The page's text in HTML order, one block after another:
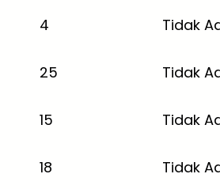
4
Tidak
25
Tidak
15
Tidak
18 Tidak